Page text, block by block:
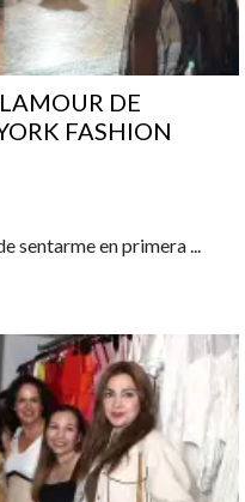
DE
FASHION
sentarme en primera